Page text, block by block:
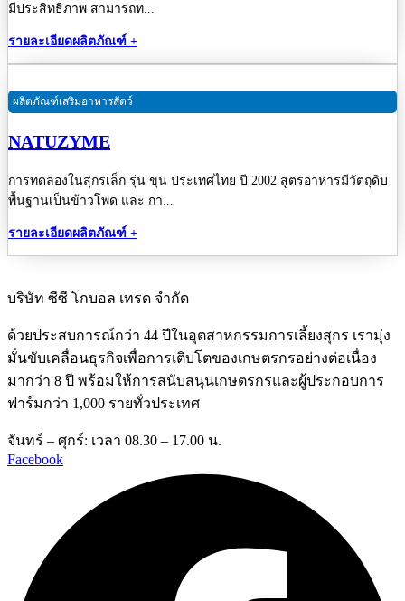
มีประสิทธิภาพ สามารถท...
รายละเอียดผลิตภัณฑ์ +
ผลิตภัณฑ์เสริมอาหารสัตว์
NATUZYME
การทดลองในสุกรเล็ก รุ่น ขุน ประเทศไทย ปี 2002 สูตรอาหารมีวัตถุดิบ
พื้นฐานเป็นข้าวโพด และ กา...
รายละเอียดผลิตภัณฑ์ +
บริษัท ซีซี โกบอล เทรด จำกัด
ด้วยประสบการณ์กว่า 44 ปีในอุตสาหกรรมการเลี้ยงสุกร เรามุ่ง
มั่นขับเคลื่อนธุรกิจเพื่อการเติบโตของเกษตรกรอย่างต่อเนื่อง
มากว่า 8 ปี พร้อมให้การสนับสนุนเกษตรกรและผู้ประกอบการ
ฟาร์มกว่า 1,000 รายทั่วประเทศ
จันทร์ – ศุกร์: เวลา 08.30 – 17.00 น.
Facebook